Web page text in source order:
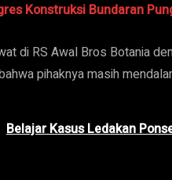
Konstruksi Bundaran
di RS Awal Bros Botania
pihaknya masih
Belajar Kasus Ledakan